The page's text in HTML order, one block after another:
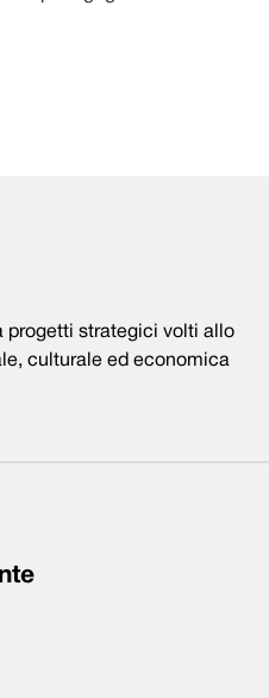
progetti strategici volti allo
culturale ed economica